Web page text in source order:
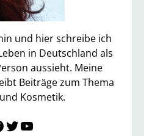
und hier schreibe ich
in Deutschland als
aussieht. Meine
Beiträge zum Thema
Kosmetik.
Twitter YouTube